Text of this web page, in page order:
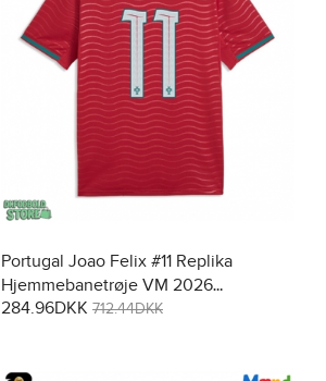
Portugal Joao Felix #11 Replika
Hjemmebanetrøje VM 2026
Kortærmet
284.96DKK 712.44DKK